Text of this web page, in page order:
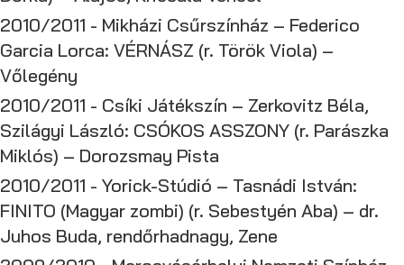
2010/2011 - Mikházi Csűrszínház – Federico
Garcia Lorca: VÉRNÁSZ (r. Török Viola) –
Vőlegény
2010/2011 - Csíki Játékszín – Zerkovitz Béla,
Szilágyi László: CSÓKOS ASSZONY (r. Parászka
Miklós) – Dorozsmay Pista
2010/2011 - Yorick-Stúdió – Tasnádi István:
FINITO (Magyar zombi) (r. Sebestyén Aba) – dr.
Juhos Buda, rendőrhadnagy, Zene